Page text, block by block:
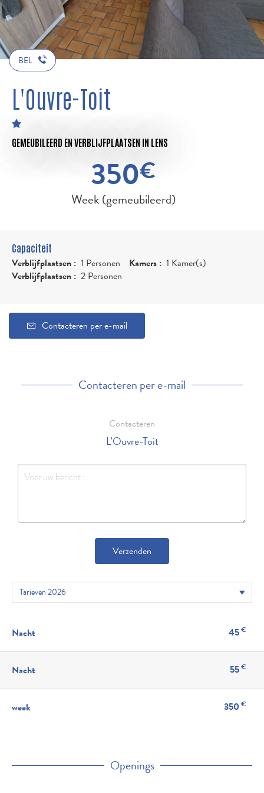
BEL
L'Ouvre-Toit
GEMEUBILEERD EN VERBLIJFPLAATSEN IN LENS
350€
Week (gemeubileerd)
Capaciteit
Verblijfplaatsen : 1 Personen Kamers : 1 Kamer(s)
Verblijfplaatsen : 2 Personen
Contacteren per e-mail
Contacteren per e-mail
Contacteren
L'Ouvre-Toit
Verzenden
Nacht 45€
Nacht 55€
week 350 €
Openings